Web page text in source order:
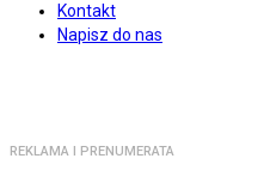
Kontakt
Napisz do nas
REKLAMA I PRENUMERATA